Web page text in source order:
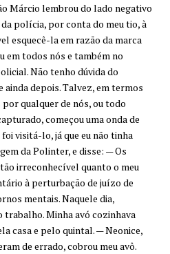
Márcio lembrou do lado negativo
polícia, por conta do meu tio, à
esquecê-la em razão da marca
em todos nós e também no
Não tenho dúvida do
ainda depois. Talvez, em termos
qualquer de nós, ou todo
começou uma onda de
visitá-lo, já que eu não tinha
da Polinter, e disse: — Os
irreconhecível quanto o meu
à perturbação de juízo de
mentais. Naquele dia,
Minha avó cozinhava
casa e pelo quintal. — Neonice,
de errado, cobrou meu avô.